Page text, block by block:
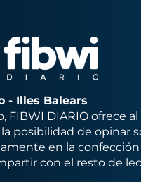
- Illes Balears
FIBWI DIARIO ofrece
posibilidad de opinar
en la
con el resto de